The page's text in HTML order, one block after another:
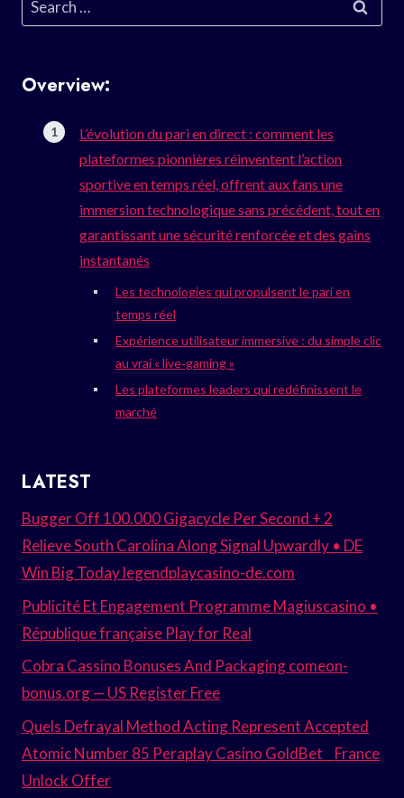
for:
Overview:
L’évolution du pari en direct : comment les
plateformes pionnières réinventent l’action
sportive en temps réel, offrent aux fans une
immersion technologique sans précédent, tout en
garantissant une sécurité renforcée et des gains
instantanés
Les technologies qui propulsent le pari en
temps réel
Expérience utilisateur immersive : du simple clic
au vrai « live‑gaming »
Les plateformes leaders qui redéfinissent le
marché
LATEST
Bugger Off 100.000 Gigacycle Per Second + 2
Relieve South Carolina Along Signal Upwardly • DE
Win Big Today legendplaycasino-de.com
Publicité Et Engagement Programme Magiuscasino •
République française Play for Real
Cobra Cassino Bonuses And Packaging comeon-
bonus.org — US Register Free
Quels Defrayal Method Acting Represent Accepted
Atomic Number 85 Peraplay Casino GoldBet _ France
Unlock Offer